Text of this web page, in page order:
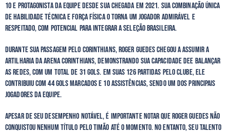
10 e protagonista da equipe desde sua chegada em 2021. Sua combinação única
de habilidade técnica e força física o torna um jogador admirável e
respeitado, com potencial para integrar a seleção brasileira.
Durante sua passagem pelo Corinthians, Roger Guedes chegou a assumir a
artilharia da Arena Corinthians, demonstrando sua capacidade dee balançar
as redes, com um total de 31 gols. Em suas 126 partidas pelo clube, ele
contribuiu com 44 gols marcados e 10 assistências, sendo um dos principais
jogadores da equipe.
Apesar de seu desempenho notável, é importante notar que Roger Guedes não
conquistou nenhum título pelo timão até o momento. No entanto, seu talento